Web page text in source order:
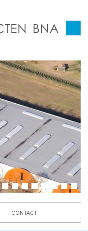
CONTACT